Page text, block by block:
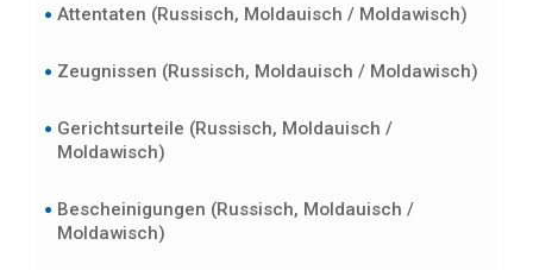
Attentaten (Russisch, Moldauisch / Moldawisch)
Zeugnissen (Russisch, Moldauisch / Moldawisch)
Gerichtsurteile (Russisch, Moldauisch /
Moldawisch)
Bescheinigungen (Russisch, Moldauisch /
Moldawisch)